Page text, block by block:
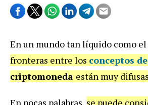
En un mundo tan líquido como
fronteras entre los conceptos de
criptomoneda están muy difusas
En pocas palabras, se puede